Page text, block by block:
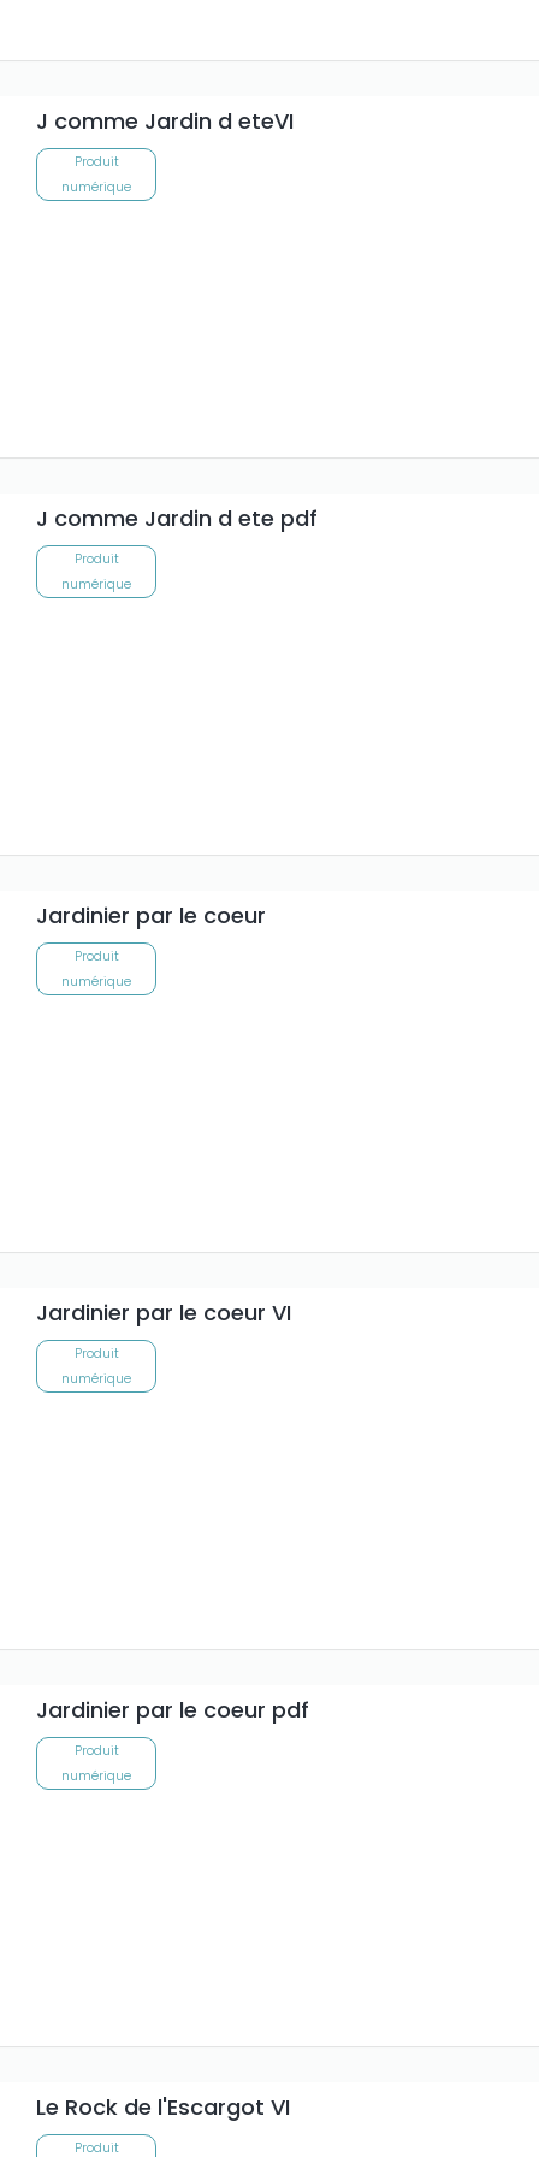
J comme Jardin d eteVI
Produit
numérique
J comme Jardin d ete pdf
Produit
numérique
Jardinier par le coeur
Produit
numérique
Jardinier par le coeur VI
Produit
numérique
Jardinier par le coeur pdf
Produit
numérique
Le Rock de l'Escargot VI
Produit